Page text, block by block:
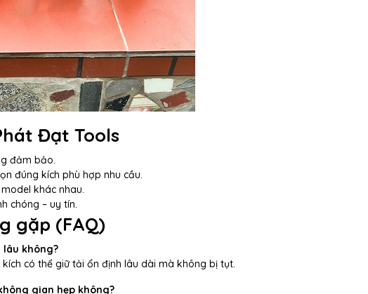
Đạt Tools
đảm bảo.
đúng kích phù hợp nhu cầu.
khác nhau.
chóng – uy tín.
gặp (FAQ)
lâu không?
có thể giữ tải ổn định lâu dài mà không bị tụt.
gian hẹp không?